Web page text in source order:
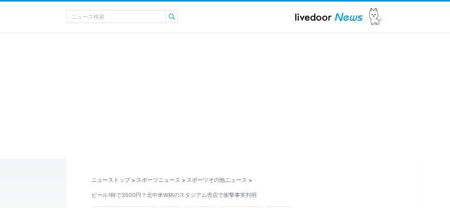
ニューストップ > スポーツニュース > スポーツその他ニュース >
ビール1杯で3500円？北中米W杯のスタジアム売店で衝撃事実判明